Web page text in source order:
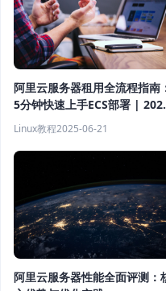
阿里云服务器租用全流程指南
5分钟快速上手ECS部署 |
最新教程
Linux教程2025-06-21
阿里云服务器性能全面评测：